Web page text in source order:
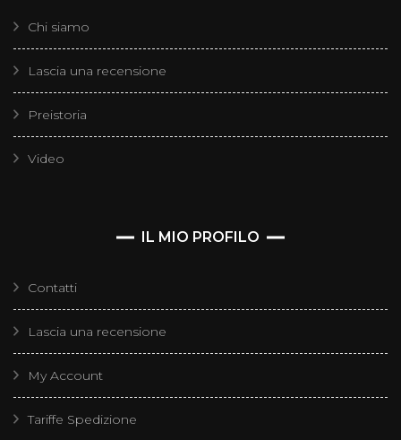
Chi siamo
Lascia una recensione
Preistoria
Video
IL MIO PROFILO
Contatti
Lascia una recensione
My Account
Tariffe Spedizione